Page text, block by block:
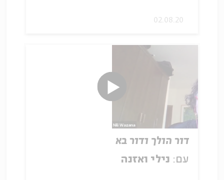
02.08.20
דור הולך ודור בא
עם: נילי ואזנה